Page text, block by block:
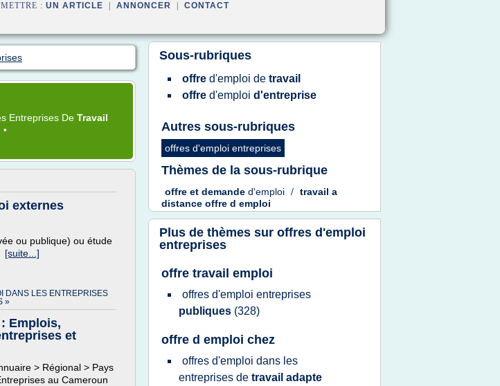
: UN ARTICLE ANNONCER CONTACT
Entreprises De Travail
•
externes
ou publique) ou étude
[suite...]
DANS LES ENTREPRISES
»
Emplois,
et
> Régional > Pays
au Cameroun
Sous-rubriques
offre d'emploi de travail
offre d'emploi d'entreprise
Autres sous-rubriques
offres d'emploi entreprises
Thèmes de la sous-rubrique
offre et demande d'emploi / travail a
distance offre d emploi
Plus de thèmes sur offres d'emploi
entreprises
offre travail emploi
offres d'emploi entreprises
publiques (328)
offre d emploi chez
offres d'emploi dans les
entreprises de travail adapte